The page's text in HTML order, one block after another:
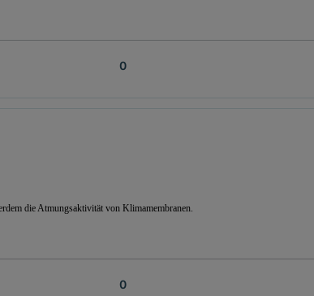
die Atmungsaktivität von Klimamembranen.